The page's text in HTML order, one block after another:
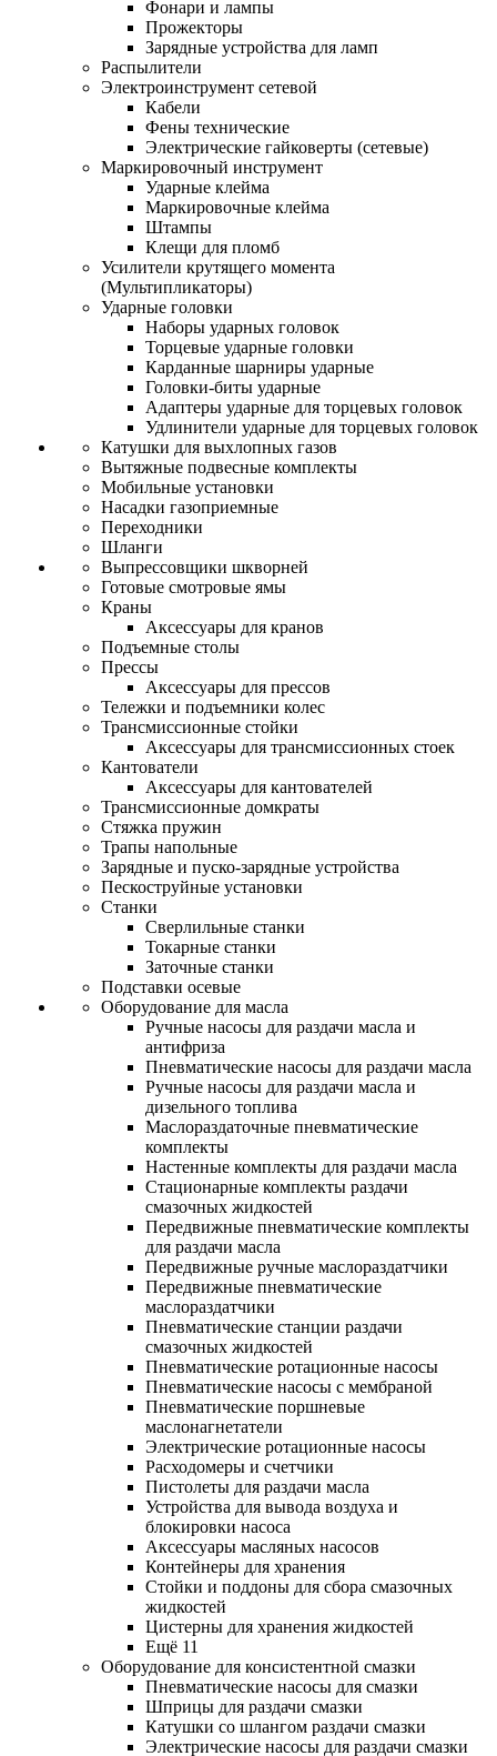
Фонари и лампы
Прожекторы
Зарядные устройства для ламп
Распылители
Электроинструмент сетевой
Кабели
Фены технические
Электрические гайковерты (сетевые)
Маркировочный инструмент
Ударные клейма
Маркировочные клейма
Штампы
Клещи для пломб
Усилители крутящего момента
(Мультипликаторы)
Ударные головки
Наборы ударных головок
Торцевые ударные головки
Карданные шарниры ударные
Головки-биты ударные
Адаптеры ударные для торцевых головок
Удлинители ударные для торцевых головок
Катушки для выхлопных газов
Вытяжные подвесные комплекты
Мобильные установки
Насадки газоприемные
Переходники
Шланги
Выпрессовщики шкворней
Готовые смотровые ямы
Краны
Аксессуары для кранов
Подъемные столы
Прессы
Аксессуары для прессов
Тележки и подъемники колес
Трансмиссионные стойки
Аксессуары для трансмиссионных стоек
Кантователи
Аксессуары для кантователей
Трансмиссионные домкраты
Стяжка пружин
Трапы напольные
Зарядные и пуско-зарядные устройства
Пескоструйные установки
Станки
Сверлильные станки
Токарные станки
Заточные станки
Подставки осевые
Оборудование для масла
Ручные насосы для раздачи масла и
антифриза
Пневматические насосы для раздачи масла
Ручные насосы для раздачи масла и
дизельного топлива
Маслораздаточные пневматические
комплекты
Настенные комплекты для раздачи масла
Стационарные комплекты раздачи
смазочных жидкостей
Передвижные пневматические комплекты
для раздачи масла
Передвижные ручные маслораздатчики
Передвижные пневматические
маслораздатчики
Пневматические станции раздачи
смазочных жидкостей
Пневматические ротационные насосы
Пневматические насосы с мембраной
Пневматические поршневые
маслонагнетатели
Электрические ротационные насосы
Расходомеры и счетчики
Пистолеты для раздачи масла
Устройства для вывода воздуха и
блокировки насоса
Аксессуары масляных насосов
Контейнеры для хранения
Стойки и поддоны для сбора смазочных
жидкостей
Цистерны для хранения жидкостей
Ещё 11
Оборудование для консистентной смазки
Пневматические насосы для смазки
Шприцы для раздачи смазки
Катушки со шлангом раздачи смазки
Электрические насосы для раздачи смазки